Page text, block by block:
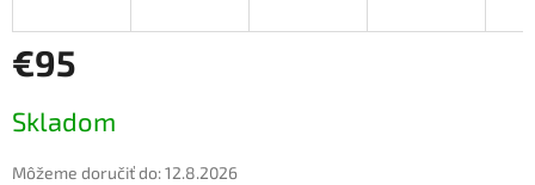
€95
cena:
Skladom
Môžeme doručiť do:12.8.2026